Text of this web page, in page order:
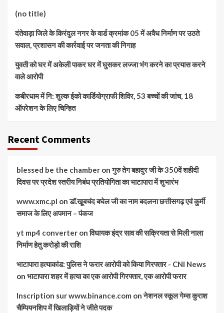
(no title)
दंतेवाड़ा जिले के किरंदुल नगर के वार्ड क्रमांक 05 में अवैध निर्माण पर उठते
सवाल, प्रशासन की कार्रवाई पर जनता की निगाह
युवती को घर में अकेली पाकर घर में घुसकर लज्जा भंग करने का प्रयास करने
वाले आरोपी
कबीरधाम में नि: शुल्क ईको कार्डियोग्राफी शिविर, 53 बच्चों की जांच, 18
ऑपरेशन के लिए चिन्हित
Recent Comments
blessed be the chamber onगुरु तेग बहादुर जी के 350वें शहीदी
दिवस पर प्रदेश स्तरीय निबंध प्रतियोगिता का भाटापारा में शुभारंभ
www.xmc.pl onडॉ.खूबचंद बघेल जी का नाम बदलना छत्तीसगढ़ एवं कुर्मी
समाज के लिए अपमान – पंकज
yt mp4 converter onविधायक इंद्र साव की सक्रियता से मिली नाला
निर्माण हेतु करोड़ो की राशि
भाटापारा हत्याकांड: पुलिस ने फरार आरोपी को किया गिरफ्तार - CNI News
on भाटापारा शहर में हत्या का एक आरोपी गिरफ्तार, एक आरोपी फरार
Inscription sur www.binance.com onनेशनल स्कूल गेम्स कुराश
चैम्पियनशिप में खिलाड़ियों ने जीते पदक